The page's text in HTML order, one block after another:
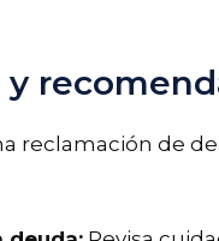
y
reclamación de